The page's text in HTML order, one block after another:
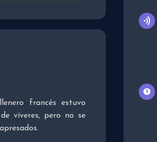
francés estuvo
víveres, pero no se